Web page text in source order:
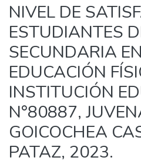
Statistics
NIVEL DE
ESTUDIANTES
SECUNDARIA
EDUCACIÓN
INSTITUCIÓN
N°80887,
GOICOCHEA
PATAZ, 2023.